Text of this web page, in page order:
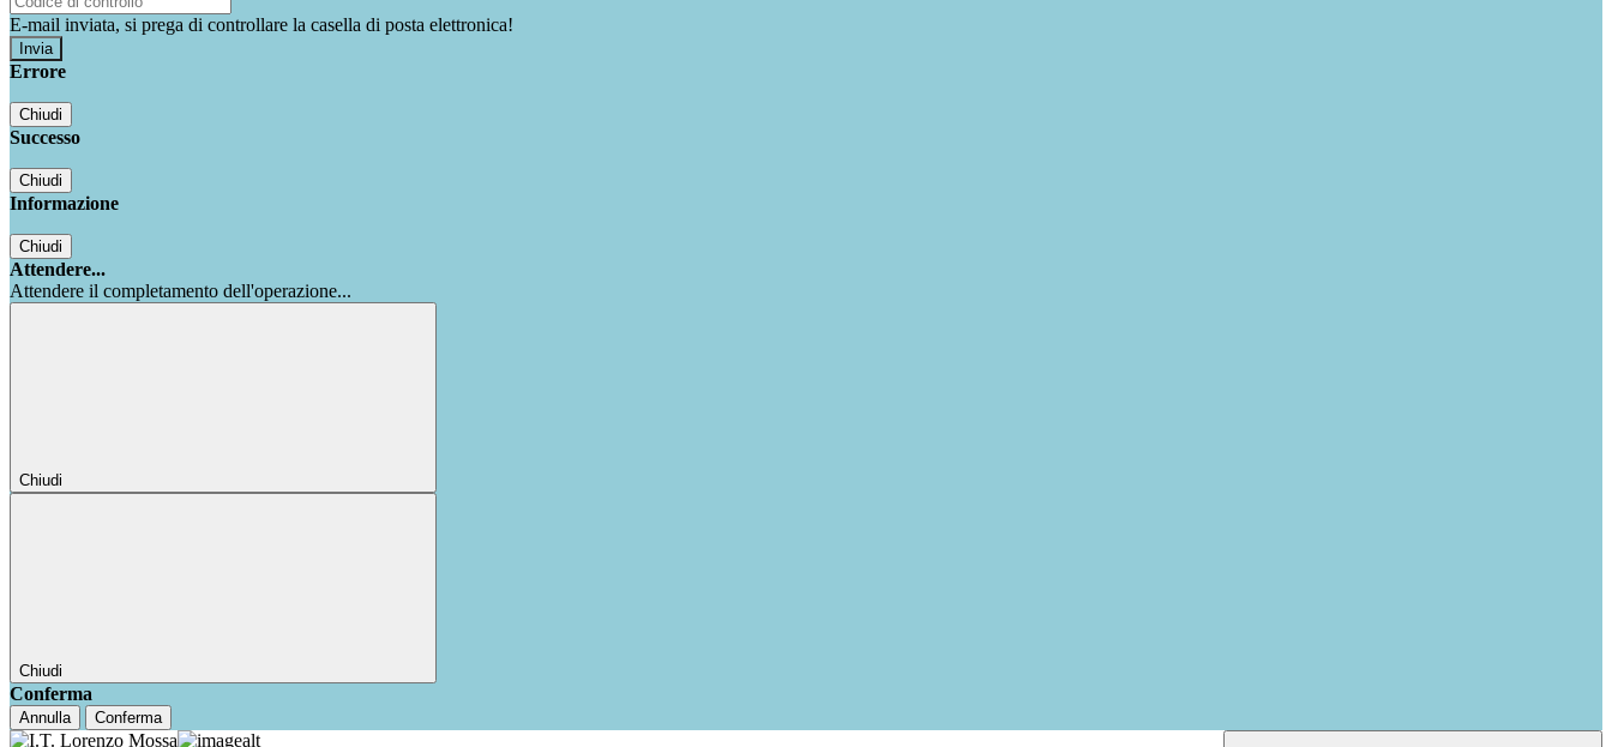
E-mail inviata, si prega di controllare la casella di posta elettronica!
Errore
Chiudi
Successo
Chiudi
Informazione
Chiudi
Attendere...
Attendere il completamento dell'operazione...
Chiudi
Chiudi
Conferma
Annulla Conferma